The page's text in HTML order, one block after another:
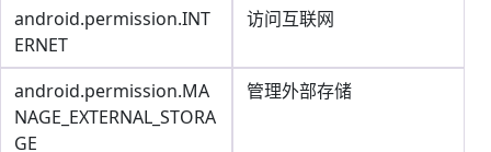
android.permission.INT
ERNET
访问互联网
android.permission.MA
NAGE_EXTERNAL_STORA
GE
管理外部存储